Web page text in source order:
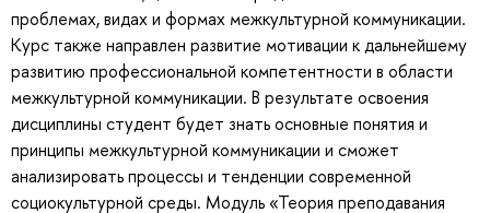
проблемах, видах и формах межкультурной коммуникации.
Курс также направлен развитие мотивации к дальнейшему
развитию профессиональной компетентности в области
межкультурной коммуникации. В результате освоения
дисциплины студент будет знать основные понятия и
принципы межкультурной коммуникации и сможет
анализировать процессы и тенденции современной
социокультурной среды. Модуль «Теория преподавания